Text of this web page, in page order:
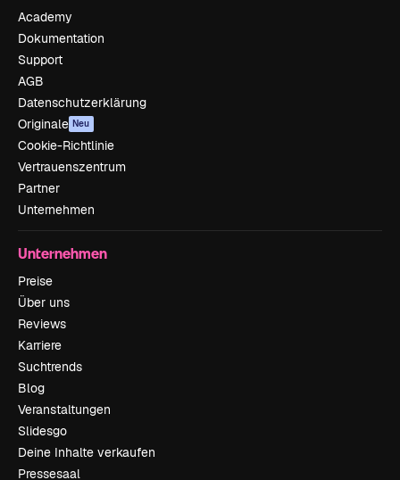
Academy
Dokumentation
Support
AGB
Datenschutzerklärung
Originale Neu
Cookie-Richtlinie
Vertrauenszentrum
Partner
Unternehmen
Unternehmen
Preise
Über uns
Reviews
Karriere
Suchtrends
Blog
Veranstaltungen
Slidesgo
Deine Inhalte verkaufen
Pressesaal